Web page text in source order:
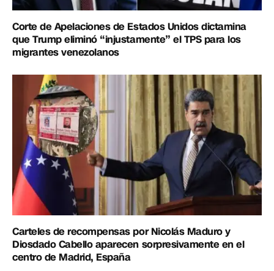
Corte de Apelaciones de Estados Unidos dictamina
que Trump eliminó “injustamente” el TPS para los
migrantes venezolanos
Carteles de recompensas por Nicolás Maduro y
Diosdado Cabello aparecen sorpresivamente en el
centro de Madrid, España